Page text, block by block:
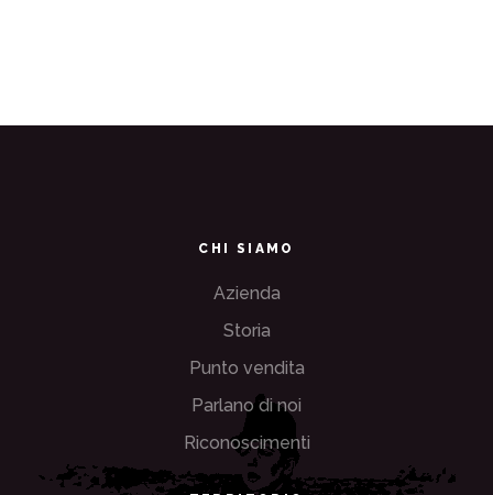
CHI SIAMO
Azienda
Storia
Punto vendita
Parlano di noi
Riconoscimenti